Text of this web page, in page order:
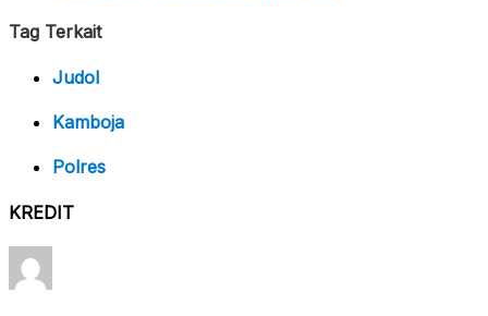
Tag Terkait
Judol
Kamboja
Polres
KREDIT